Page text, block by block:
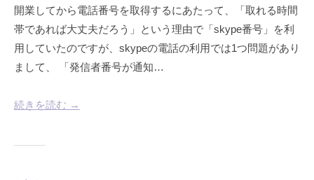
開業してから電話番号を取得するにあたって、「取れる時間
帯であれば大丈夫だろう」という理由で「skype番号」を利
用していたのですが、skypeの電話の利用では1つ問題があり
まして、 「発信者番号が通知…
続きを読む →